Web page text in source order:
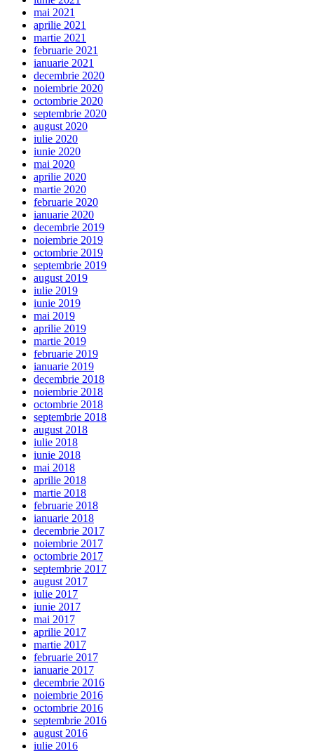
mai 2021
aprilie 2021
martie 2021
februarie 2021
ianuarie 2021
decembrie 2020
noiembrie 2020
octombrie 2020
septembrie 2020
august 2020
iulie 2020
iunie 2020
mai 2020
aprilie 2020
martie 2020
februarie 2020
ianuarie 2020
decembrie 2019
noiembrie 2019
octombrie 2019
septembrie 2019
august 2019
iulie 2019
iunie 2019
mai 2019
aprilie 2019
martie 2019
februarie 2019
ianuarie 2019
decembrie 2018
noiembrie 2018
octombrie 2018
septembrie 2018
august 2018
iulie 2018
iunie 2018
mai 2018
aprilie 2018
martie 2018
februarie 2018
ianuarie 2018
decembrie 2017
noiembrie 2017
octombrie 2017
septembrie 2017
august 2017
iulie 2017
iunie 2017
mai 2017
aprilie 2017
martie 2017
februarie 2017
ianuarie 2017
decembrie 2016
noiembrie 2016
octombrie 2016
septembrie 2016
august 2016
iulie 2016